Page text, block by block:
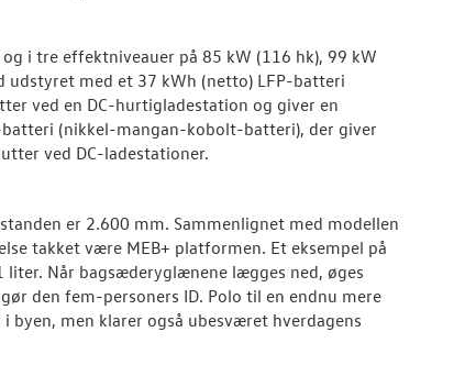
i tre effektniveauer på 85 kW (116 hk), 99 kW
udstyret med et 37 kWh (netto) LFP-batteri
ved en DC-hurtigladestation og giver en
(nikkel-mangan-kobolt-batteri), der giver
ved DC-ladestationer.
er 2.600 mm. Sammenlignet med modellen
takket være MEB+ platformen. Et eksempel på
Når bagsæderyglænene lægges ned, øges
den fem-personers ID. Polo til en endnu mere
men klarer også ubesværet hverdagens